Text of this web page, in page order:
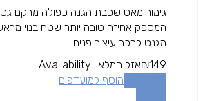
גימור מאט שכבת הגנה כפולה מרקם
המספק אחיזה טובה יותר שטח בנוי
מגנט לרכב עיצוב פנים...
₪149
Availability: אזל המלאי
הוסף למועדפים